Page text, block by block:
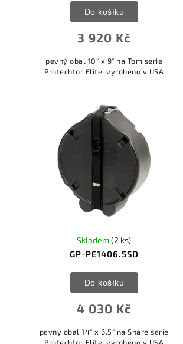
3 920 Kč
Do košíku
pevný obal 10" x 9" na Tom serie
Protechtor Elite, vyrobeno v USA
GP-PE1406.5SD
Skladem(2 ks)
4 030 Kč
Do košíku
pevný obal 14" x 6.5" na Snare serie